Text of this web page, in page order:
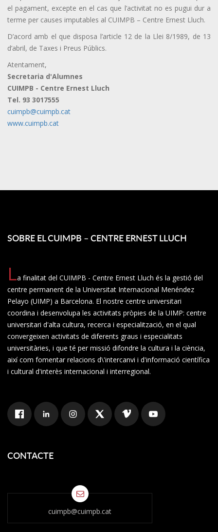
el pagament, excepte en el cas que l’activitat no es pugui dur a
terme per causes imputables al CUIMPB – Centre Ernest Lluch.
D’acord amb el que disposa l’article 12 de la Llei 8/1989, de 13
d’abril, de Taxes i Preus Públics.
Atentament,
Secretaria d'Alumnes
CUIMPB - Centre Ernest Lluch
Tel. 93 3017555
cuimpb@cuimpb.cat
www.cuimpb.cat
SOBRE EL CUIMPB – CENTRE ERNEST LLUCH
La finalitat del CUIMPB - Centre Ernest Lluch és la gestió del
centre permanent de la Universitat Internacional Menéndez
Pelayo (UIMP) a Barcelona. El nostre centre universitari
coordina i desenvolupa les activitats pròpies de la UIMP: centre
universitari d'alta cultura, recerca i especialització, en el qual
convergeixen activitats de diferents graus i especialitats
universitàries, i que té per missió difondre la cultura i la ciència,
així com fomentar relacions d\'intercanvi i d'informació científica
i cultural d'interès internacional i interregional.
CONTACTE
cuimpb@cuimpb.cat